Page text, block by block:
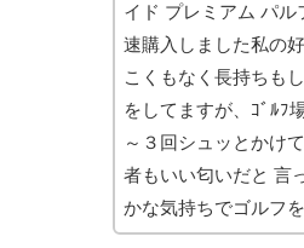
イド プレミアム パ
速購入しました私の
こくもなく長持ちも
をしてますが、ｺﾞﾙﾌ
～３回シュッとかけ
者もいい匂いだと 言
かな気持ちでゴルフ